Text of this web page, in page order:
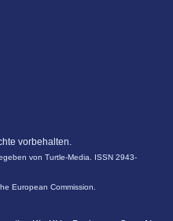
vorbehalten.
von Turtle-Media. ISSN 2943-
European Commission.